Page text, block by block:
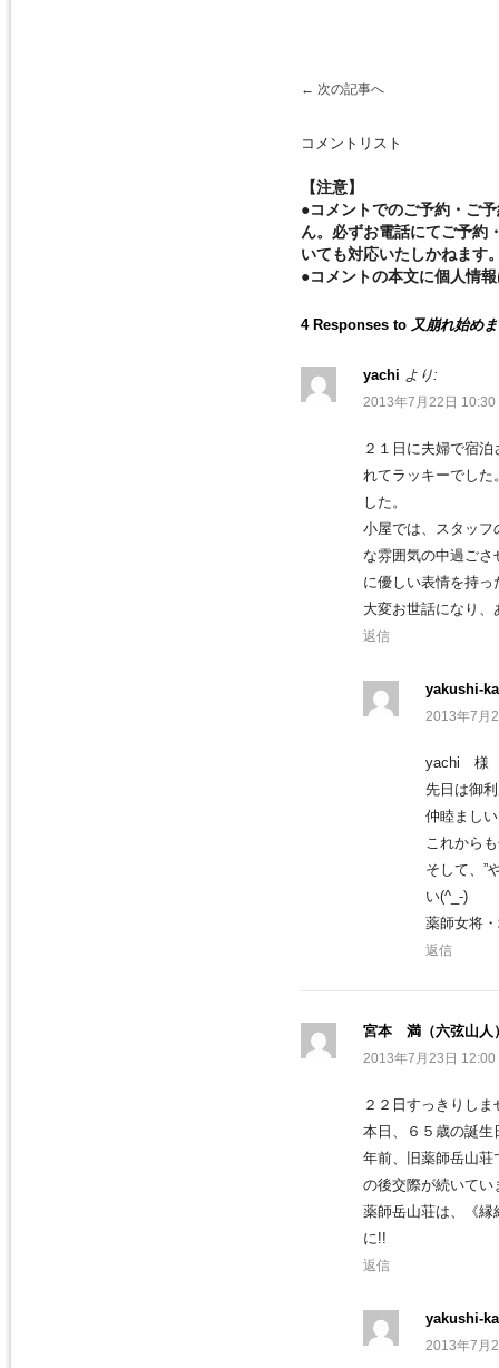
← 次の記事へ
コメントリスト
【注意】
●コメントでのご予約・ご
ん。必ずお電話にてご予約
いても対応いたしかねます
●コメントの本文に個人情
4 Responses to 又崩れ始め
yachi より:
2013年7月22日 10:30
２１日に夫婦で宿
れてラッキーでした
した。
小屋では、スタッフ
な雰囲気の中過ご
に優しい表情を持
大変お世話になり
返信
yakushi-
2013年7月
yachi 様
先日は御
仲睦まし
これから
そして、”
い(^_-)
薬師女将
返信
宮本 満（六弦山人
2013年7月23日 12:00
２２日すっきりし
本日、６５歳の誕生
年前、旧薬師岳山荘
の後交際が続いてい
薬師岳山荘は、《縁
に!!
返信
yakushi-
2013年7月